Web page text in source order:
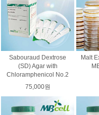
Sabouraud Dextrose
(SD) Agar with
Chloramphenicol No.2
75,000원
Malt